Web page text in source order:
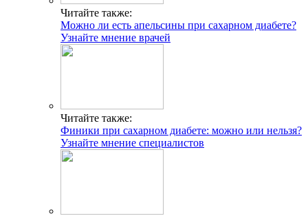
Читайте также:
Можно ли есть апельсины при сахарном диабете?
Узнайте мнение врачей
Читайте также:
Финики при сахарном диабете: можно или нельзя?
Узнайте мнение специалистов